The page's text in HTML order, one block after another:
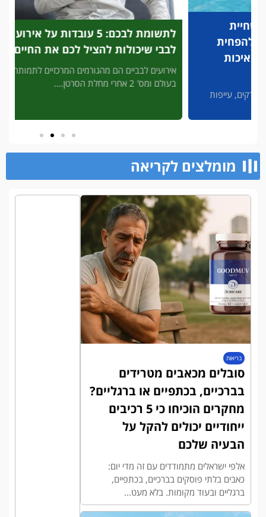
לתשומת לבכם: 5 עובדות על אירוע
לבבי שיכולות להציל לכם את החיים
אירועים לבביים הם מהגורמים המרכזיים לתמותה
מומלצים לקריאה​
בריאות
סובלים מכאבים מטרידים
בברכיים, בכתפיים או ברגליים?
מחקרים הוכיחו כי 5 רכיבים
ייחודיים יכולים להקל על
הבעיה שלכם
אלפי ישראלים מתמודדים עם זה מדי יום:
כאבים בלתי פוסקים בברכיים, בכתפיים,
ברגליים ובעוד מקומות. בלא מעט...